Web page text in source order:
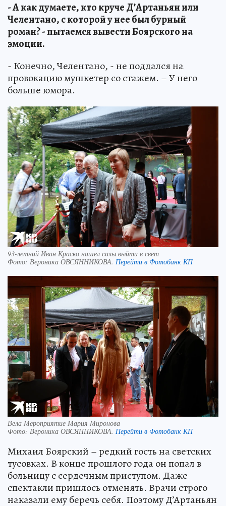
- А как думаете, кто круче Д’Артаньян или
Челентано, с которой у нее был бурный
роман? - пытаемся вывести Боярского на
эмоции.
- Конечно, Челентано, - не поддался на
провокацию мушкетер со стажем. – У него
больше юмора.
93-летний Иван Краско нашел силы выйти в свет
Фото: Вероника ОВСЯННИКОВА. Перейти в Фотобанк КП
Вела Мероприятие Мария Миронова
Фото: Вероника ОВСЯННИКОВА. Перейти в Фотобанк КП
Михаил Боярский – редкий гость на светских
тусовках. В конце прошлого года он попал в
больницу с сердечным приступом. Даже
спектакли пришлось отменять. Врачи строго
наказали ему беречь себя. Поэтому Д’Артаньян